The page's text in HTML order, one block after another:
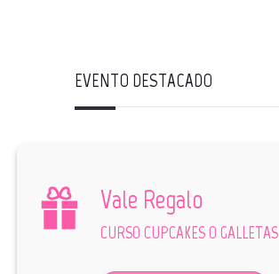
EVENTO DESTACADO
Vale Regalo
CURSO CUPCAKES O GALLETAS